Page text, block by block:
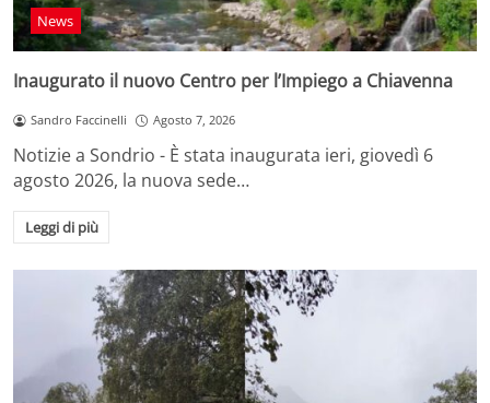
News
Inaugurato il nuovo Centro per l’Impiego a Chiavenna
Sandro Faccinelli Agosto 7, 2026
Notizie a Sondrio - È stata inaugurata ieri, giovedì 6
agosto 2026, la nuova sede…
Leggi di più